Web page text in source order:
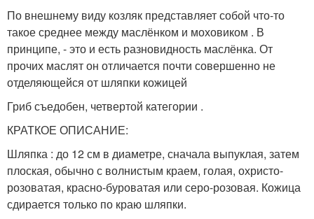
По внешнему виду козляк представляет собой что-то
такое среднее между маслёнком и моховиком . В
принципе, - это и есть разновидность маслёнка. От
прочих маслят он отличается почти совершенно не
отделяющейся от шляпки кожицей
Гриб съедобен, четвертой категории .
КРАТКОЕ ОПИСАНИЕ:
Шляпка : до 12 см в диаметре, сначала выпуклая, затем
плоская, обычно с волнистым краем, голая, охристо-
розоватая, красно-буроватая или серо-розовая. Кожица
сдирается только по краю шляпки.